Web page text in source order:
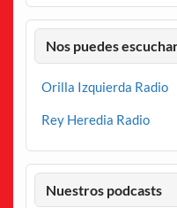
Nos puedes
Orilla Izquierda Radio
Rey Heredia Radio
Nuestros podcasts